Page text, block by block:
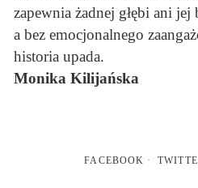
zapewnia żadnej głębi ani
a bez emocjonalnego
historia upada.
Monika Kilijańska
FACEBOOK